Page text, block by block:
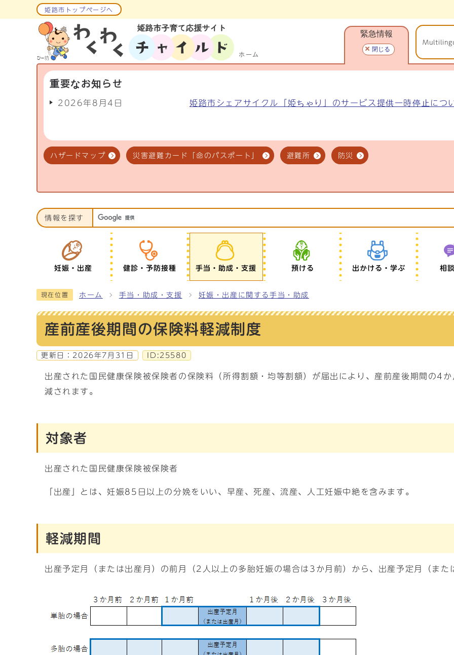
姫路市トップページへ
ホーム
緊急情報
閉じる
重要なお知らせ
2026年8月4日 姫路市シェアサイクル「姫ちゃり」のサービス提供一時停止につ
ハザードマップ 災害避難カード「命のパスポート」 避難所 防災
情報を探す
妊娠・出産 健診・予防接種 手当・助成・支援 預ける 出かける・学ぶ 相
現在位置 ホーム 手当・助成・支援 妊娠・出産に関する手当・助成
産前産後期間の保険料軽減制度
更新日： 2026年7月31日 ID:25580
出産された国民健康保険被保険者の保険料（所得割額・均等割額）が届出により、産前産後期間の4
減されます。
対象者
出産された国民健康保険被保険者
「出産」とは、妊娠85日以上の分娩をいい、早産、死産、流産、人工妊娠中絶を含みます。
軽減期間
出産予定月（または出産月）の前月（2人以上の多胎妊娠の場合は3か月前）から、出産予定月（また